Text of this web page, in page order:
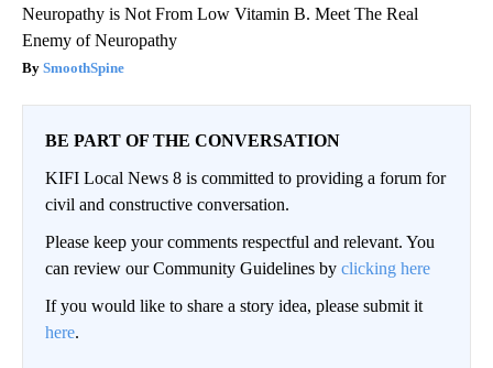
Neuropathy is Not From Low Vitamin B. Meet The Real
Enemy of Neuropathy
SmoothSpine
BE PART OF THE CONVERSATION
KIFI Local News 8 is committed to providing a forum for
civil and constructive conversation.
Please keep your comments respectful and relevant. You
can review our Community Guidelines by clicking here
If you would like to share a story idea, please submit it
here.